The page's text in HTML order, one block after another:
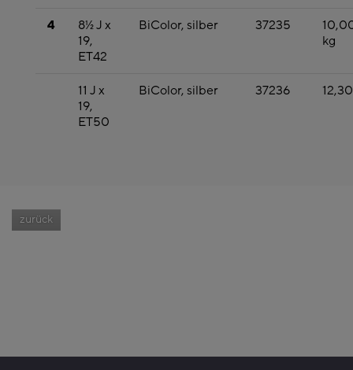
4
8½ J x
19,
ET42
BiColor, silber 37235
kg
11 J x
19,
ET50
BiColor, silber 37236
zurück